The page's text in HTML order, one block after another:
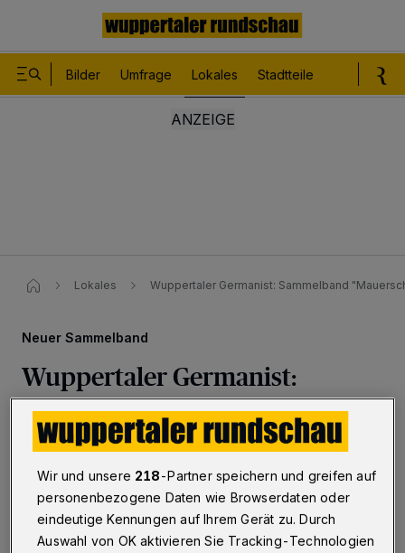
Bilder Umfrage Lokales Stadtteile
Lokales Wuppertaler Germanist: Sammelband
Neuer Sammelband
Wuppertaler Germanist:
„Mauerschau – DDR als Film“
Wuppertal·Dr. Dominik Orth, Germanist an der
Bergischen Universität Wuppertal, hat mit Prof. Dr.
Heinz-Peter Preusser von der Universität Bielefeld
einen Sammelband mit dem Titel „Mauerschau – Die
DDR als Film“ herausgegeben.
Wir und unsere 218-Partner speichern und greifen auf
personenbezogene Daten wie Browserdaten oder
eindeutige Kennungen auf Ihrem Gerät zu. Durch
Auswahl von OK aktivieren Sie Tracking-Technologien